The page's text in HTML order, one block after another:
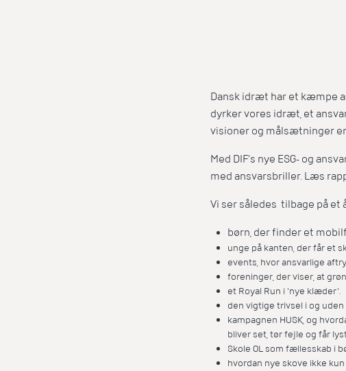
Dansk idræt har et kæmpe
dyrker vores idræt, et
visioner og målsætninger
Med DIF’s nye ESG- og
med ansvarsbriller. Læs
Vi ser således tilbage på
børn, der finder et
unge på kanten, der får et
events, hvor ansvarlige
foreninger, der viser, at
et Royal Run i 'nye klæder'.
den vigtige trivsel i og
kampagnen HUSK, og
bliver set, tør fejle og får
Skole OL som fællesskab i
hvordan nye skove ikke